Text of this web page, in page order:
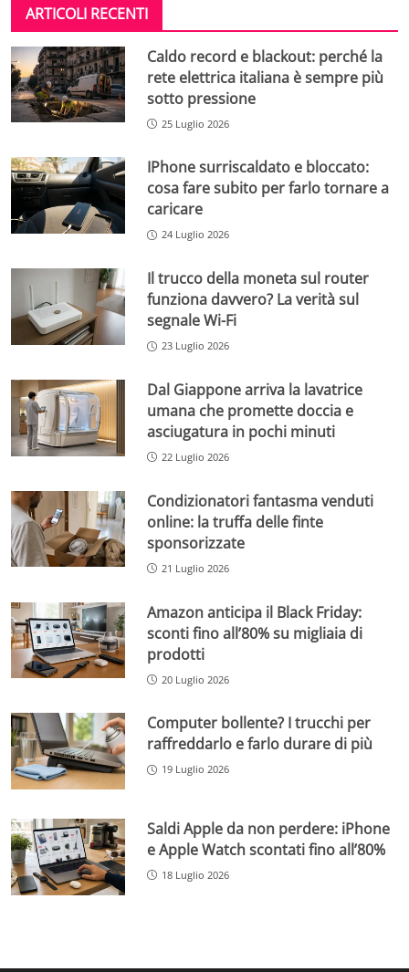
ARTICOLI RECENTI
Caldo record e blackout: perché la
rete elettrica italiana è sempre più
sotto pressione
25 Luglio 2026
IPhone surriscaldato e bloccato:
cosa fare subito per farlo tornare a
caricare
24 Luglio 2026
Il trucco della moneta sul router
funziona davvero? La verità sul
segnale Wi-Fi
23 Luglio 2026
Dal Giappone arriva la lavatrice
umana che promette doccia e
asciugatura in pochi minuti
22 Luglio 2026
Condizionatori fantasma venduti
online: la truffa delle finte
sponsorizzate
21 Luglio 2026
Amazon anticipa il Black Friday:
sconti fino all’80% su migliaia di
prodotti
20 Luglio 2026
Computer bollente? I trucchi per
raffreddarlo e farlo durare di più
19 Luglio 2026
Saldi Apple da non perdere: iPhone
e Apple Watch scontati fino all’80%
18 Luglio 2026